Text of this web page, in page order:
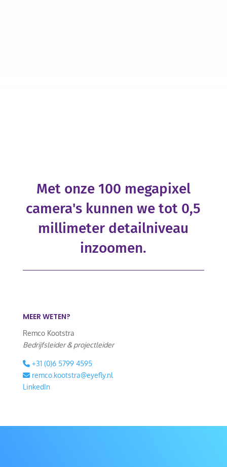
Met onze 100 megapixel
camera's kunnen we tot 0,5
millimeter detailniveau
inzoomen.
MEER WETEN?
Remco Kootstra
Bedrijfsleider & projectleider
+31 (0)6 5799 4595
remco.kootstra@eyefly.nl
LinkedIn